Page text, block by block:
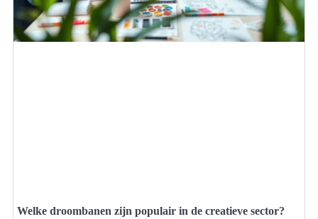
Welke droombanen zijn populair in de creatieve sector?